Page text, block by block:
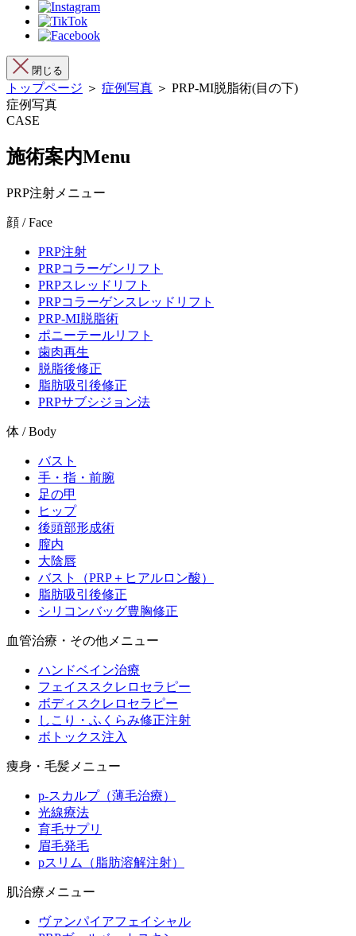
閉じる
トップページ ＞ 症例写真 ＞ PRP-MI脱脂術(目の下)
症例写真
CASE
施術案内Menu
PRP注射メニュー
顔 / Face
PRP注射
PRPコラーゲンリフト
PRPスレッドリフト
PRPコラーゲンスレッドリフト
PRP-MI脱脂術
ポニーテールリフト
歯肉再生
脱脂後修正
脂肪吸引後修正
PRPサブシジョン法
体 / Body
バスト
手・指・前腕
足の甲
ヒップ
後頭部形成術
膣内
大陰唇
バスト（PRP＋ヒアルロン酸）
脂肪吸引後修正
シリコンバッグ豊胸修正
血管治療・その他メニュー
ハンドベイン治療
フェイススクレロセラピー
ボディスクレロセラピー
しこり・ふくらみ修正注射
ボトックス注入
痩身・毛髪メニュー
p-スカルプ（薄毛治療）
光線療法
育毛サプリ
眉毛発毛
pスリム（脂肪溶解注射）
肌治療メニュー
ヴァンパイアフェイシャル